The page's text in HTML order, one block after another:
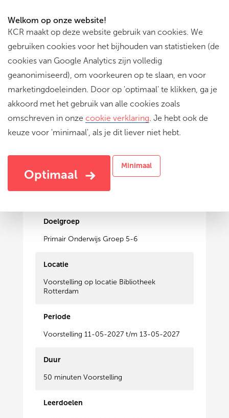
Welkom op onze website!
KCR maakt op deze website gebruik van cookies. We
gebruiken cookies voor het bijhouden van statistieken (de
cookies van Google Analytics zijn volledig
geanonimiseerd), om voorkeuren op te slaan, en voor
marketingdoeleinden. Door op 'optimaal' te klikken, ga je
akkoord met het gebruik van alle cookies zoals
omschreven in onze cookie verklaring. Je hebt ook de
keuze voor 'minimaal', als je dit liever niet hebt.
Optimaal
Minimaal
Ali Baba en de 40 Rovers
Een eigentijdse versie met fragmenten op viool
Doelgroep
Primair Onderwijs Groep 5-6
Locatie
Voorstelling op locatie Bibliotheek
Rotterdam
Periode
Voorstelling 11-05-2027 t/m 13-05-2027
Duur
50 minuten Voorstelling
Leerdoelen